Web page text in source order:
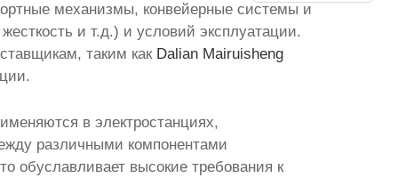
механизмы, конвейерные системы и
и т.д.) и условий эксплуатации.
таким как Dalian Mairuisheng
в электростанциях,
различными компонентами
обуславливает высокие требования к